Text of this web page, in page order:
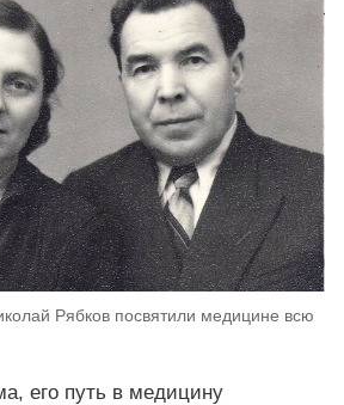
Рябков посвятили медицине всю
его путь в медицину